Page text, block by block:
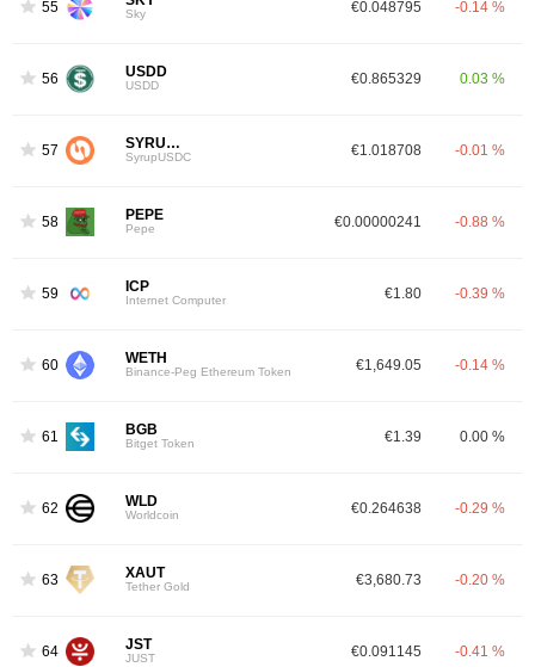
55 Sky €0.048795 -0.14 %
56 USDD
USDD €0.865329 0.03 %
57 SYRUPUSDC
SyrupUSDC €1.018708 -0.01 %
58 PEPE
Pepe €0.00000241 -0.88 %
59 ICP
Internet Computer €1.80 -0.39 %
60 WETH
Binance-Peg Ethereum Token €1,649.05 -0.14 %
61 BGB
Bitget Token €1.39 0.00 %
62 WLD
Worldcoin €0.264638 -0.29 %
63 XAUT
Tether Gold €3,680.73 -0.20 %
64 JST
JUST €0.091145 -0.41 %